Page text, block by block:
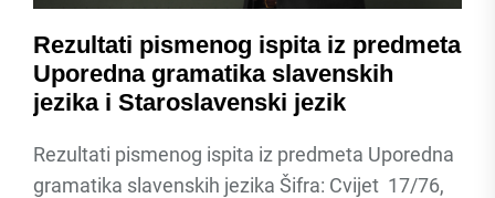
Rezultati pismenog ispita iz predmeta
Uporedna gramatika slavenskih
jezika i Staroslavenski jezik
Rezultati pismenog ispita iz predmeta Uporedna
gramatika slavenskih jezika Šifra: Cvijet 17/76,